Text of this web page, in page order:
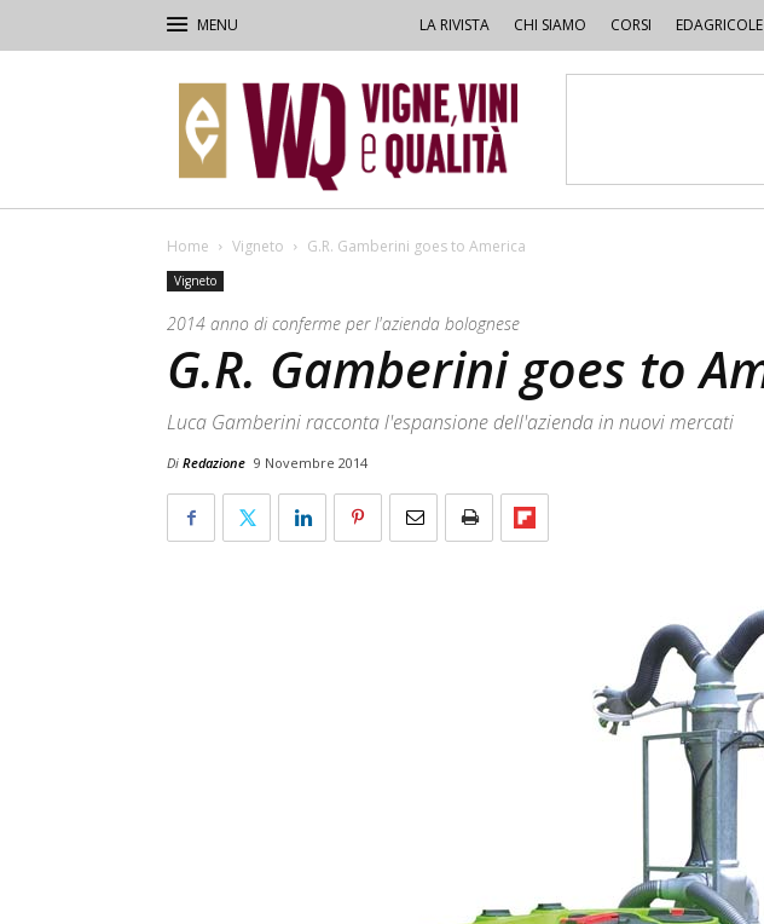
LA RIVISTA CHI SIAMO CORSI EDAGRICOLE
–
Vigne,
Vini
&
Home Vigneto G.R. Gamberini goes to America
Vigneto
2014 anno di conferme per l'azienda bolognese
G.R. Gamberini goes to
Luca Gamberini racconta l'espansione dell'azienda in nuovi mercati
Di Redazione 9 Novembre 2014